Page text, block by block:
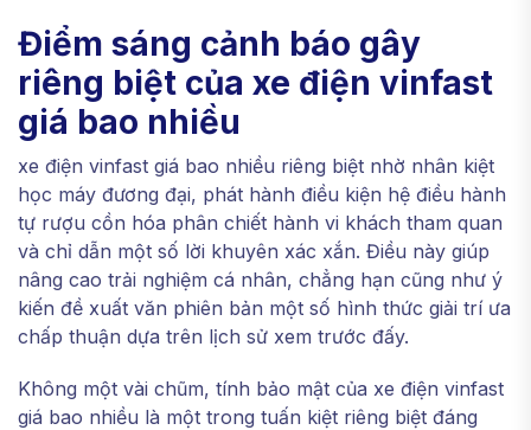
Điểm sáng cảnh báo gây
riêng biệt của xe điện vinfast
giá bao nhiều
xe điện vinfast giá bao nhiều riêng biệt nhờ nhân kiệt
học máy đương đại, phát hành điều kiện hệ điều hành
tự rượu cồn hóa phân chiết hành vi khách tham quan
và chỉ dẫn một số lời khuyên xác xắn. Điều này giúp
nâng cao trải nghiệm cá nhân, chẳng hạn cũng như ý
kiến đề xuất văn phiên bản một số hình thức giải trí ưa
chấp thuận dựa trên lịch sử xem trước đấy.
Không một vài chũm, tính bảo mật của xe điện vinfast
giá bao nhiều là một trong tuấn kiệt riêng biệt đáng